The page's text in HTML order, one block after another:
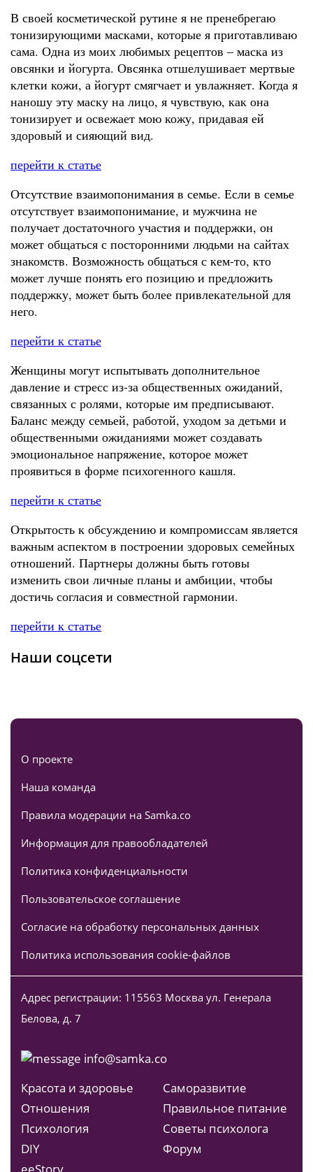
В своей косметической рутине я не пренебрегаю
тонизирующими масками, которые я приготавливаю
сама. Одна из моих любимых рецептов – маска из
овсянки и йогурта. Овсянка отшелушивает мертвые
клетки кожи, а йогурт смягчает и увлажняет. Когда я
наношу эту маску на лицо, я чувствую, как она
тонизирует и освежает мою кожу, придавая ей
здоровый и сияющий вид.
перейти к статье
Отсутствие взаимопонимания в семье. Если в семье
отсутствует взаимопонимание, и мужчина не
получает достаточного участия и поддержки, он
может общаться с посторонними людьми на сайтах
знакомств. Возможность общаться с кем-то, кто
может лучше понять его позицию и предложить
поддержку, может быть более привлекательной для
него.
перейти к статье
Женщины могут испытывать дополнительное
давление и стресс из-за общественных ожиданий,
связанных с ролями, которые им предписывают.
Баланс между семьей, работой, уходом за детьми и
общественными ожиданиями может создавать
эмоциональное напряжение, которое может
проявиться в форме психогенного кашля.
перейти к статье
Открытость к обсуждению и компромиссам является
важным аспектом в построении здоровых семейных
отношений. Партнеры должны быть готовы
изменить свои личные планы и амбиции, чтобы
достичь согласия и совместной гармонии.
перейти к статье
Наши соцсети
О проекте
Наша команда
Правила модерации на Samka.co
Информация для правообладателей
Политика конфиденциальности
Пользовательское соглашение
Согласие на обработку персональных данных
Политика использования cookie-файлов
Адрес регистрации: 115563 Москва ул. Генерала
Белова, д. 7
info@samka.co
Красота и здоровье
Отношения
Психология
DIY
Саморазвитие
Правильное питание
Советы психолога
Форум